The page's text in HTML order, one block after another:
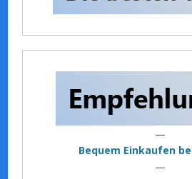
—
Bequem Einkaufen
—